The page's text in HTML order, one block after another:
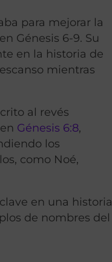
para mejorar la
Génesis 6-9. Su
en la historia de
mientras
al revés
Génesis 6:8,
los
como Noé,
en una historia
de nombres del